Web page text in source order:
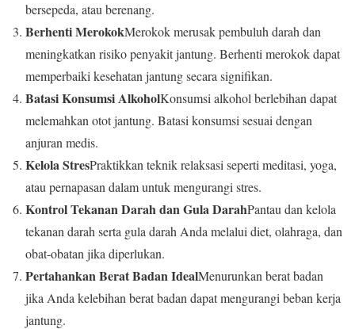
bersepeda, atau berenang.
Berhenti MerokokMerokok merusak pembuluh darah dan
meningkatkan risiko penyakit jantung. Berhenti merokok dapat
memperbaiki kesehatan jantung secara signifikan.
Batasi Konsumsi AlkoholKonsumsi alkohol berlebihan dapat
melemahkan otot jantung. Batasi konsumsi sesuai dengan
anjuran medis.
Kelola StresPraktikkan teknik relaksasi seperti meditasi, yoga,
atau pernapasan dalam untuk mengurangi stres.
Kontrol Tekanan Darah dan Gula DarahPantau dan kelola
tekanan darah serta gula darah Anda melalui diet, olahraga, dan
obat-obatan jika diperlukan.
Pertahankan Berat Badan IdealMenurunkan berat badan
jika Anda kelebihan berat badan dapat mengurangi beban kerja
jantung.